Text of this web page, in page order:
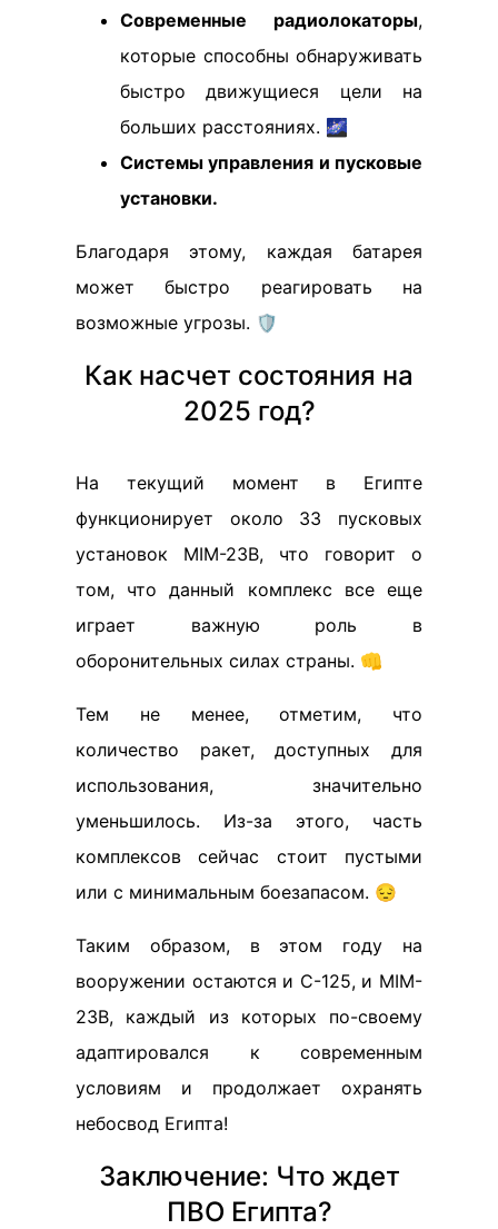
Современные радиолокаторы,
которые способны обнаруживать
быстро движущиеся цели на
больших расстояниях. 🌌
Системы управления и пусковые
установки.
Благодаря этому, каждая батарея
может быстро реагировать на
возможные угрозы. 🛡️
Как насчет состояния на
2025 год?
На текущий момент в Египте
функционирует около 33 пусковых
установок MIM-23B, что говорит о
том, что данный комплекс все еще
играет важную роль в
оборонительных силах страны. 👊
Тем не менее, отметим, что
количество ракет, доступных для
использования, значительно
уменьшилось. Из-за этого, часть
комплексов сейчас стоит пустыми
или с минимальным боезапасом. 😔
Таким образом, в этом году на
вооружении остаются и С-125, и MIM-
23B, каждый из которых по-своему
адаптировался к современным
условиям и продолжает охранять
небосвод Египта!
Заключение: Что ждет
ПВО Египта?